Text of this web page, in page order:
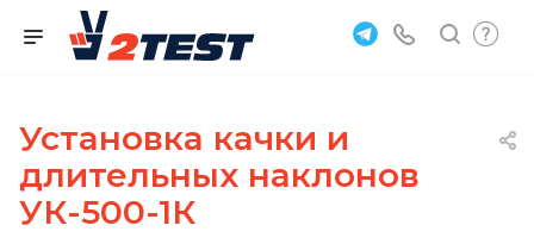
Установка качки и
длительных наклонов
УК-500-1К